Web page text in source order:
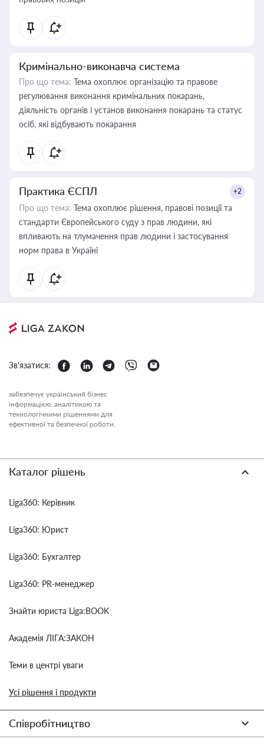
Кримінально-виконавча система
Про що тема: Тема охоплює організацію та правове
регулювання виконання кримінальних покарань,
діяльність органів і установ виконання покарань та статус
осіб, які відбувають покарання
Практика ЄСПЛ +2
Про що тема: Тема охоплює рішення, правові позиції та
стандарти Європейського суду з прав людини, які
впливають на тлумачення прав людини і застосування
норм права в Україні
Зв'язатися:
забезпечує український бізнес
інформацією, аналітикою та
технологічними рішеннями для
ефективної та безпечної роботи.
Каталог рішень
Liga360: Керівник
Liga360: Юрист
Liga360: Бухгалтер
Liga360: PR-менеджер
Знайти юриста Liga:BOOK
Академія ЛІГА:ЗАКОН
Теми в центрі уваги
Усі рішення і продукти
Співробітництво